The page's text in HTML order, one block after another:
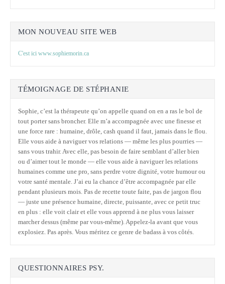
MON NOUVEAU SITE WEB
C'est ici www.sophiemorin.ca
TÉMOIGNAGE DE STÉPHANIE
Sophie, c’est la thérapeute qu’on appelle quand on en a ras le bol de
tout porter sans broncher. Elle m’a accompagnée avec une finesse et
une force rare : humaine, drôle, cash quand il faut, jamais dans le flou.
Elle vous aide à naviguer vos relations — même les plus pourries —
sans vous trahir. Avec elle, pas besoin de faire semblant d’aller bien
ou d’aimer tout le monde — elle vous aide à naviguer les relations
humaines comme une pro, sans perdre votre dignité, votre humour ou
votre santé mentale. J’ai eu la chance d’être accompagnée par elle
pendant plusieurs mois. Pas de recette toute faite, pas de jargon flou
— juste une présence humaine, directe, puissante, avec ce petit truc
en plus : elle voit clair et elle vous apprend à ne plus vous laisser
marcher dessus (même par vous-même). Appelez-la avant que vous
explosiez. Pas après. Vous méritez ce genre de badass à vos côtés.
QUESTIONNAIRES PSY.